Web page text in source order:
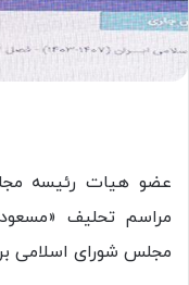
مراسم تحلیف
مجلس شورای اسلامی